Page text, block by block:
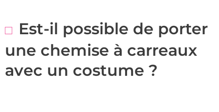
Est-il possible de porter
une chemise à carreaux
avec un costume ?